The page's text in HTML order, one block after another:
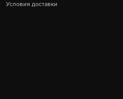
Условия доставки